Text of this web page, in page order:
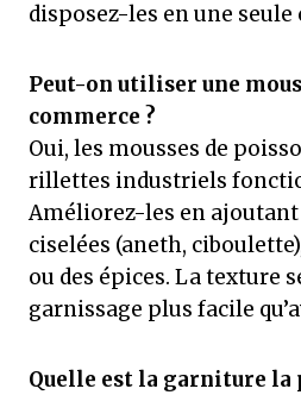
disposez-les en une
Peut-on utiliser une
commerce ?
Oui, les mousses de
rillettes industriels
Améliorez-les en ajoutant
ciselées (aneth,
ou des épices. La texture
garnissage plus facile
Quelle est la garniture la